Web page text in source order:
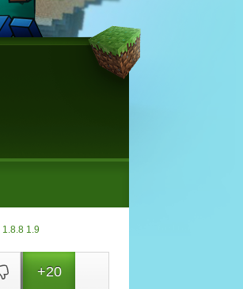
1.8.8 1.9
+20